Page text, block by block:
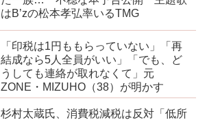
はB’zの松本孝弘率いるTMG
「印税は1円ももらっていない」「再
結成なら5人全員がいい」「でも、ど
うしても連絡が取れなくて」元
ZONE・MIZUHO（38）が明かす
杉村太蔵氏、消費税減税は反対「低所